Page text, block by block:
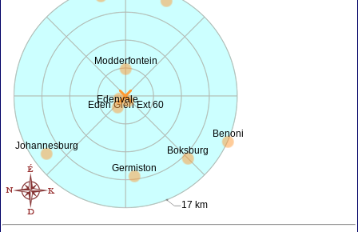
Eden Glen Ext 60
17 km
Johannesburg
Benoni
Boksburg
Edenvale
Modderfontein
Germiston